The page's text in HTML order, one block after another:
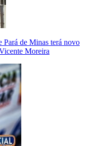
Pará de Minas terá novo
Moreira